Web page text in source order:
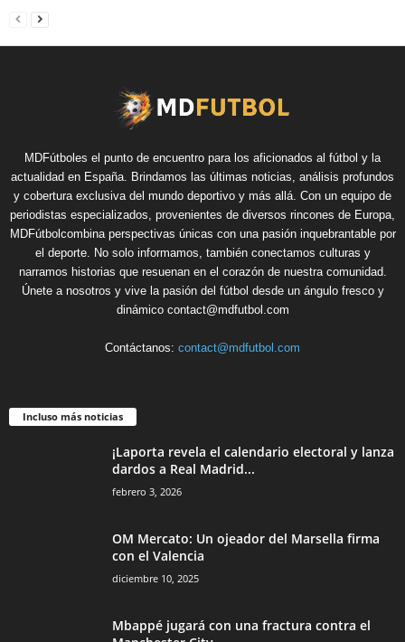
MDFútboles el punto de encuentro para los aficionados al fútbol y la
actualidad en España. Brindamos las últimas noticias, análisis profundos
y cobertura exclusiva del mundo deportivo y más allá. Con un equipo de
periodistas especializados, provenientes de diversos rincones de Europa,
MDFútbolcombina perspectivas únicas con una pasión inquebrantable por
el deporte. No solo informamos, también conectamos culturas y
narramos historias que resuenan en el corazón de nuestra comunidad.
Únete a nosotros y vive la pasión del fútbol desde un ángulo fresco y
dinámico contact@mdfutbol.com
Contáctanos: contact@mdfutbol.com
Incluso más noticias
¡Laporta revela el calendario electoral y lanza
dardos a Real Madrid...
febrero 3, 2026
OM Mercato: Un ojeador del Marsella firma
con el Valencia
diciembre 10, 2025
Mbappé jugará con una fractura contra el